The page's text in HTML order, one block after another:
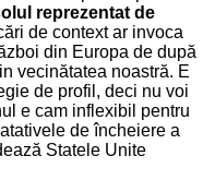
reprezentat de
de context ar invoca
din Europa de după
vecinătatea noastră. E
de profil, deci nu voi
e cam inflexibil pentru
de încheiere a
Statele Unite